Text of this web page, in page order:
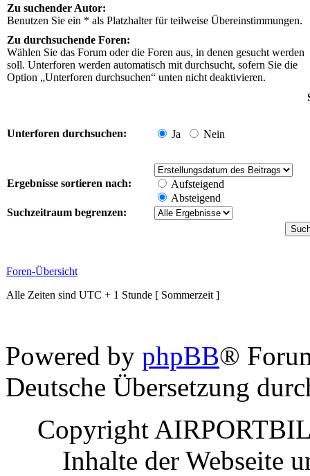
Zu suchender Autor:
Benutzen Sie ein * als Platzhalter für teilweise Übereinstimmungen.
Zu durchsuchende Foren:
Wählen Sie das Forum oder die Foren aus, in denen gesucht werden
soll. Unterforen werden automatisch mit durchsucht, sofern Sie die
Option „Unterforen durchsuchen“ unten nicht deaktivieren.
Unterforen durchsuchen: Ja Nein
Ergebnisse sortieren nach:
Aufsteigend
Absteigend
Suchzeitraum begrenzen:
Foren-Übersicht
Alle Zeiten sind UTC + 1 Stunde [ Sommerzeit ]
Powered by phpBB®
Deutsche Übersetzung
Copyright
Inhalte der Webseite